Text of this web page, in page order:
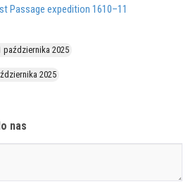
Passage expedition 1610–11
października 2025
2025
nas